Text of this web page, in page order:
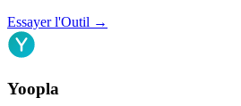
Essayer l'Outil →
Yoopla